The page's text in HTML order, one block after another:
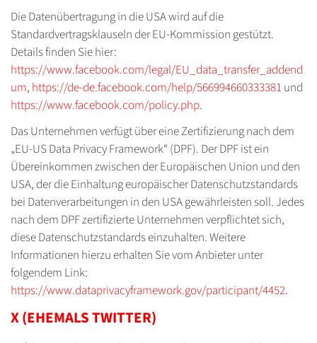
Die Datenübertragung in die USA wird auf die
Standardvertragsklauseln der EU-Kommission gestützt.
Details finden Sie hier:
https://www.facebook.com/legal/EU_data_transfer_addend
um, https://de-de.facebook.com/help/566994660333381 und
https://www.facebook.com/policy.php.
Das Unternehmen verfügt über eine Zertifizierung nach dem
„EU-US Data Privacy Framework“ (DPF). Der DPF ist ein
Übereinkommen zwischen der Europäischen Union und den
USA, der die Einhaltung europäischer Datenschutzstandards
bei Datenverarbeitungen in den USA gewährleisten soll. Jedes
nach dem DPF zertifizierte Unternehmen verpflichtet sich,
diese Datenschutzstandards einzuhalten. Weitere
Informationen hierzu erhalten Sie vom Anbieter unter
folgendem Link:
https://www.dataprivacyframework.gov/participant/4452.
X (EHEMALS TWITTER)